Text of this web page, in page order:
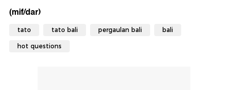
(mif/dar)
tato tato bali pergaulan bali bali
hot questions